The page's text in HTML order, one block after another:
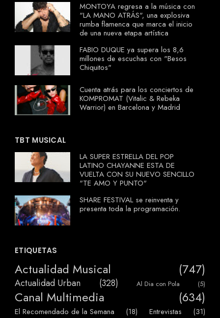
MONTOYA regresa a la música con
"LA MANO ATRÁS", una explosiva
rumba flamenca que marca el inicio
de una nueva etapa artística
FABIO DUQUE ya supera los 8,6
millones de escuchas con "Besos
Chiquitos"
Cuenta atrás para los conciertos de
KOMPROMAT (Vitalic & Rebeka
Warrior) en Barcelona y Madrid
TBT MUSICAL
LA SUPER ESTRELLA DEL POP
LATINO CHAYANNE ESTA DE
VUELTA CON SU NUEVO SENCILLO
"TE AMO Y PUNTO"
SHARE FESTIVAL se reinventa y
presenta toda la programación.
ETIQUETAS
Actualidad Musical (747)
Actualidad Urban (328) Al Dia con Pola (5)
Canal Multimedia (634)
El Recomendado de la Semana (18) Entrevistas
(31)